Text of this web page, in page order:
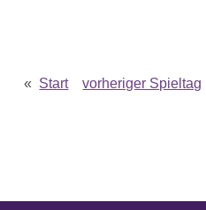
« Start vorheriger Spieltag